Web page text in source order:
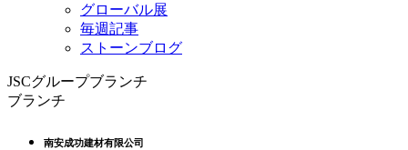
グローバル展
毎週記事
ストーンブログ
JSCグループブランチ
ブランチ
南安成功建材有限公司